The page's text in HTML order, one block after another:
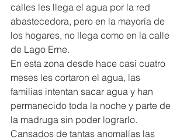
calles les llega el agua por la red
abastecedora, pero en la mayoría de
los hogares, no llega como en la calle
de Lago Erne.
En esta zona desde hace casi cuatro
meses les cortaron el agua, las
familias intentan sacar agua y han
permanecido toda la noche y parte de
la madruga sin poder lograrlo.
Cansados de tantas anomalías las